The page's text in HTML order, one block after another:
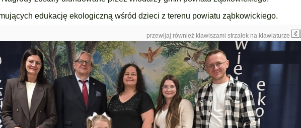
edukację ekologiczną wśród dzieci z terenu powiatu ząbkowickiego.
przewijaj również klawiszami strzałek na klawiaturze